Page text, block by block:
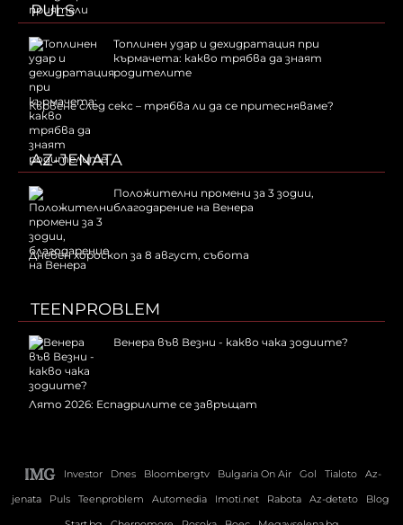
PULS
Топлинен удар и дехидратация при
кърмачета: какво трябва да знаят
родителите
Кървене след секс – трябва ли да се притесняваме?
AZ-JENATA
Положителни промени за 3 зодии,
благодарение на Венера
Дневен хороскоп за 8 август, събота
TEENPROBLEM
Венера във Везни - какво чака зодиите?
Лято 2026: Еспадрилите се завръщат
Investor Dnes Bloombergtv Bulgaria On Air Gol Tialoto
Az-
jenata
Puls Teenproblem Automedia Imoti.net Rabota Az-deteto
Blog